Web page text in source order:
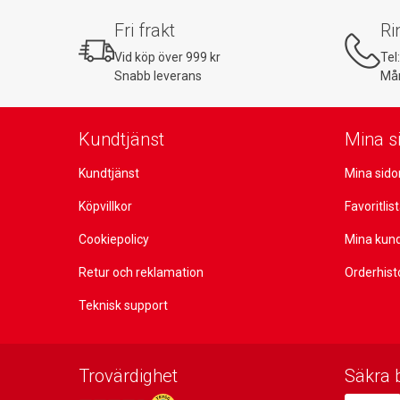
Fri frakt
Vid köp över 999 kr
Snabb leverans
Tel:
Kundtjänst
Kundtjänst
Köpvillkor
Cookiepolicy
Retur och reklamation
Teknisk support
Mina
Mina
Mina
Trovärdighet Säkra